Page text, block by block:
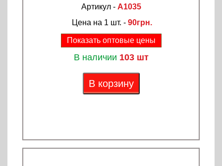
Артикул - A1035
Цена на 1 шт. - 90грн.
Показать оптовые цены
В наличии 103 шт
В корзину